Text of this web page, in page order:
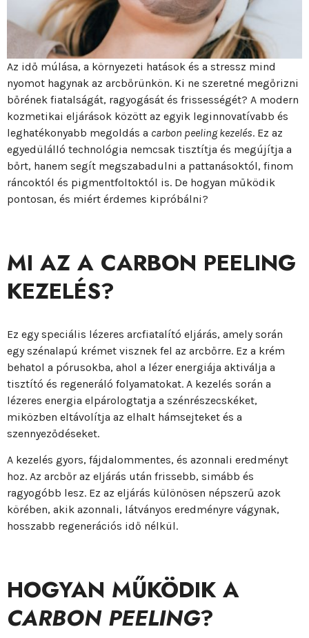
Az idő múlása, a környezeti hatások és a stressz mind
nyomot hagynak az arcbőrünkön. Ki ne szeretné megőrizni
bőrének fiatalságát, ragyogását és frissességét? A modern
kozmetikai eljárások között az egyik leginnovatívabb és
leghatékonyabb megoldás a carbon peeling kezelés. Ez az
egyedülálló technológia nemcsak tisztítja és megújítja a
bőrt, hanem segít megszabadulni a pattanásoktól, finom
ráncoktól és pigmentfoltoktól is. De hogyan működik
pontosan, és miért érdemes kipróbálni?
MI AZ A CARBON PEELING
KEZELÉS?
Ez egy speciális lézeres arcfiatalító eljárás, amely során
egy szénalapú krémet visznek fel az arcbőrre. Ez a krém
behatol a pórusokba, ahol a lézer energiája aktiválja a
tisztító és regeneráló folyamatokat. A kezelés során a
lézeres energia elpárologtatja a szénrészecskéket,
miközben eltávolítja az elhalt hámsejteket és a
szennyeződéseket.
A kezelés gyors, fájdalommentes, és azonnali eredményt
hoz. Az arcbőr az eljárás után frissebb, simább és
ragyogóbb lesz. Ez az eljárás különösen népszerű azok
körében, akik azonnali, látványos eredményre vágynak,
hosszabb regenerációs idő nélkül.
HOGYAN MŰKÖDIK A
CARBON PEELING?